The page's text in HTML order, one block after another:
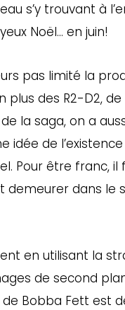
s’y trouvant à
Noël… en juin!
pas limité la
plus des R2-D2,
la saga, on a
idée de
Pour être franc,
demeurer dans le
en utilisant la
de second
Bobba Fett est